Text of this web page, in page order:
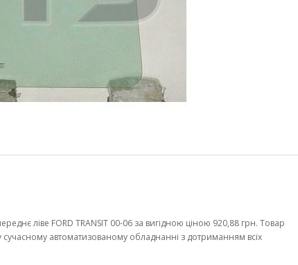
ліве FORD TRANSIT 00-06 за вигідною ціною 920,88 грн. Товар
автоматизованому обладнанні з дотриманням всіх